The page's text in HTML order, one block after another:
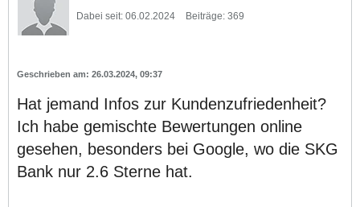
Dabei seit: 06.02.2024 Beiträge: 369
26.03.2024, 09:37
Hat jemand Infos zur Kundenzufriedenheit?
Ich habe gemischte Bewertungen online
gesehen, besonders bei Google, wo die SKG
Bank nur 2.6 Sterne hat.